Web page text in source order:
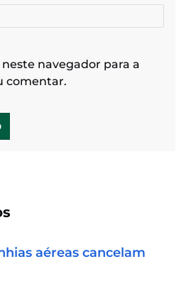
navegador para a
comentar.
aéreas cancelam